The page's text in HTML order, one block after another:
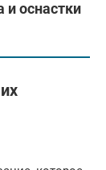
и оснастки